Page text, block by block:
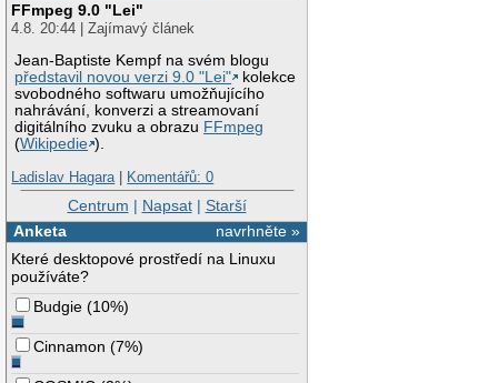
FFmpeg 9.0 "Lei"
4.8. 20:44 | Zajímavý článek
Jean-Baptiste Kempf na svém blogu
představil novou verzi 9.0 "Lei"
kolekce
svobodného softwaru umožňujícího
nahrávání, konverzi a streamovaní
digitálního zvuku a obrazu FFmpeg
(Wikipedie ).
Ladislav Hagara | Komentářů: 0
Centrum | Napsat| Starší
navrhněte »
Anketa
Které desktopové prostředí na Linuxu
používáte?
Budgie (10%)
Cinnamon (7%)